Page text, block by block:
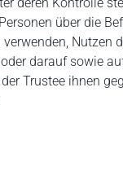
über die
Nutzen
darauf sowie
Trustee ihnen